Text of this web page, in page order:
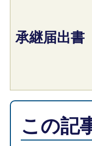
承継届出書
この記